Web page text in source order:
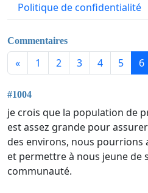
Politique de confidentialité
Commentaires
« 1 2 3 4 5 6
#1004
je crois que la population de
est assez grande pour
des environs, nous pourrions
et permettre à nous jeune de
communauté.